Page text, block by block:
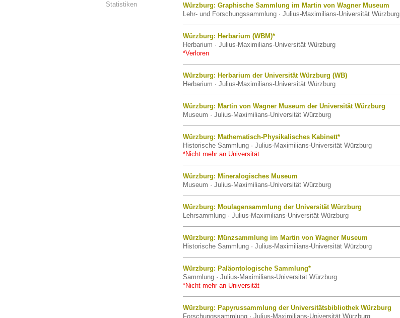
Statistiken
Würzburg: Graphische Sammlung im Martin von Wagner Museum
Lehr- und Forschungssammlung · Julius-Maximilians-Universität Würzburg
Würzburg: Herbarium (WBM)*
Herbarium · Julius-Maximilians-Universität Würzburg
*Verloren
Würzburg: Herbarium der Universität Würzburg (WB)
Herbarium · Julius-Maximilians-Universität Würzburg
Würzburg: Martin von Wagner Museum der Universität Würzburg
Museum · Julius-Maximilians-Universität Würzburg
Würzburg: Mathematisch-Physikalisches Kabinett*
Historische Sammlung · Julius-Maximilians-Universität Würzburg
*Nicht mehr an Universität
Würzburg: Mineralogisches Museum
Museum · Julius-Maximilians-Universität Würzburg
Würzburg: Moulagensammlung der Universität Würzburg
Lehrsammlung · Julius-Maximilians-Universität Würzburg
Würzburg: Münzsammlung im Martin von Wagner Museum
Historische Sammlung · Julius-Maximilians-Universität Würzburg
Würzburg: Paläontologische Sammlung*
Sammlung · Julius-Maximilians-Universität Würzburg
*Nicht mehr an Universität
Würzburg: Papyrussammlung der Universitätsbibliothek Würzburg
Forschungssammlung · Julius-Maximilians-Universität Würzburg